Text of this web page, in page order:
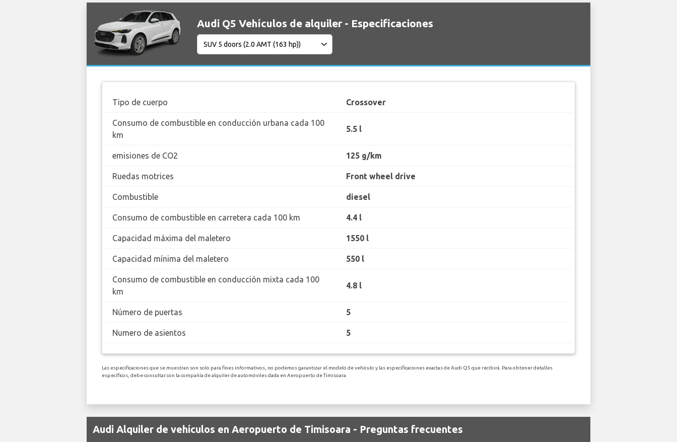
Audi Q5 Vehículos de alquiler - Especificaciones
Tipo de cuerpo Crossover
Consumo de combustible en conducción urbana cada 100
km
5.5 l
emisiones de CO2 125 g/km
Ruedas motrices Front wheel drive
Combustible diesel
Consumo de combustible en carretera cada 100 km 4.4 l
Capacidad máxima del maletero 1550 l
Capacidad mínima del maletero 550 l
Consumo de combustible en conducción mixta cada 100
km
4.8 l
Número de puertas 5
Numero de asientos 5
Las especificaciones que se muestran son solo para fines informativos, no podemos garantizar el modelo de vehículo y las especificaciones exactas de Audi Q5 que recibirá. Para obtener detalles
específicos, debe consultar con la compañía de alquiler de automóviles dada en Aeropuerto de Timisoara.
Audi Alquiler de vehículos en Aeropuerto de Timisoara - Preguntas frecuentes